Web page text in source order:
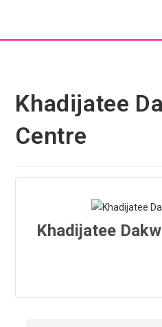
Khadijatee
Centre
Khadijatee